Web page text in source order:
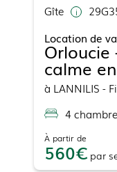
Gîte
Location de
Orloucie
calme
à LANNILIS -
4chambre
À partir de
560 par